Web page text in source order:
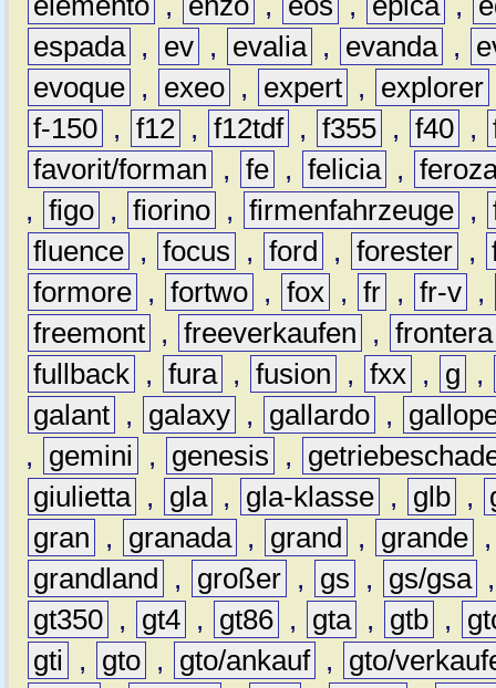
espada , ev , evalia , evanda ,
evoque , exeo , expert , explorer
f-150 , f12 , f12tdf , f355 , f40 ,
favorit/forman
, fe , felicia ,
, figo , fiorino , firmenfahrzeuge ,
fluence , focus , ford , forester ,
formore , fortwo , fox , fr , fr-v ,
freemont , freeverkaufen , frontera
fullback , fura , fusion , fxx , g
,
galant , galaxy , gallardo ,
,
gemini , genesis ,
giulietta , gla , gla-klasse , glb ,
gran
, granada , grand , grande
grandland
, großer , gs , gs/gsa
gt350 , gt4 , gt86 , gta , gtb ,
gti
, gto , gto/ankauf ,
gto/